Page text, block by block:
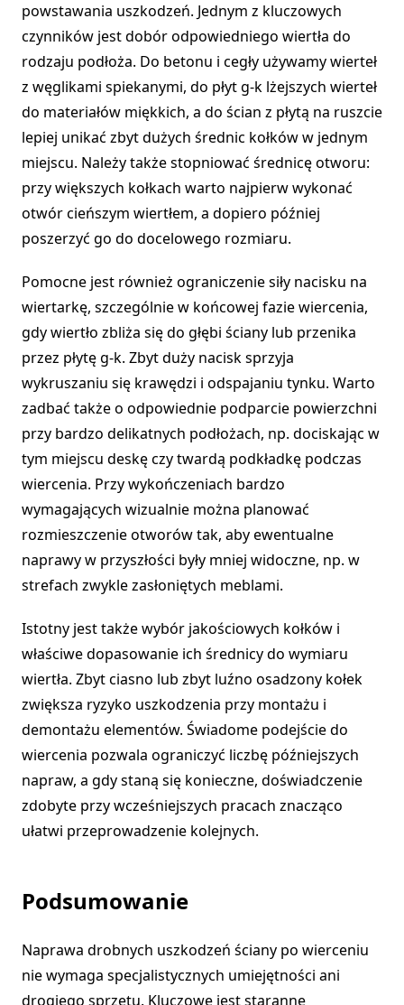
powstawania uszkodzeń. Jednym z kluczowych
czynników jest dobór odpowiedniego wiertła do
rodzaju podłoża. Do betonu i cegły używamy wierteł
z węglikami spiekanymi, do płyt g-k lżejszych wierteł
do materiałów miękkich, a do ścian z płytą na ruszcie
lepiej unikać zbyt dużych średnic kołków w jednym
miejscu. Należy także stopniować średnicę otworu:
przy większych kołkach warto najpierw wykonać
otwór cieńszym wiertłem, a dopiero później
poszerzyć go do docelowego rozmiaru.
Pomocne jest również ograniczenie siły nacisku na
wiertarkę, szczególnie w końcowej fazie wiercenia,
gdy wiertło zbliża się do głębi ściany lub przenika
przez płytę g-k. Zbyt duży nacisk sprzyja
wykruszaniu się krawędzi i odspajaniu tynku. Warto
zadbać także o odpowiednie podparcie powierzchni
przy bardzo delikatnych podłożach, np. dociskając w
tym miejscu deskę czy twardą podkładkę podczas
wiercenia. Przy wykończeniach bardzo
wymagających wizualnie można planować
rozmieszczenie otworów tak, aby ewentualne
naprawy w przyszłości były mniej widoczne, np. w
strefach zwykle zasłoniętych meblami.
Istotny jest także wybór jakościowych kołków i
właściwe dopasowanie ich średnicy do wymiaru
wiertła. Zbyt ciasno lub zbyt luźno osadzony kołek
zwiększa ryzyko uszkodzenia przy montażu i
demontażu elementów. Świadome podejście do
wiercenia pozwala ograniczyć liczbę późniejszych
napraw, a gdy staną się konieczne, doświadczenie
zdobyte przy wcześniejszych pracach znacząco
ułatwi przeprowadzenie kolejnych.
Podsumowanie
Naprawa drobnych uszkodzeń ściany po wierceniu
nie wymaga specjalistycznych umiejętności ani
drogiego sprzętu. Kluczowe jest staranne